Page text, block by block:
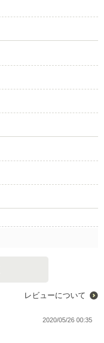
レビューについて
2020/05/26 00:35